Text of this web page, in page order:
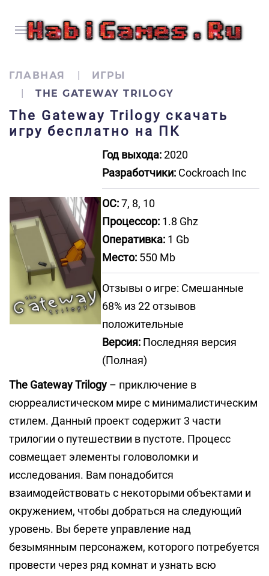
ГЛАВНАЯ
ИГРЫ
THE GATEWAY TRILOGY
The Gateway Trilogy скачать
игру бесплатно на ПК
Год выхода:2020
Разработчики: Cockroach Inc
ОС:7, 8, 10
Процессор: 1.8 Ghz
Оперативка: 1 Gb
Место: 550 Mb
Отзывы о игре: Смешанные
68% из 22 отзывов
положительные
Версия: Последняя версия
(Полная)
The Gateway Trilogy – приключение в
сюрреалистическом мире с минималистическим
стилем. Данный проект содержит 3 части
трилогии о путешествии в пустоте. Процесс
совмещает элементы головоломки и
исследования. Вам понадобится
взаимодействовать с некоторыми объектами и
окружением, чтобы добраться на следующий
уровень. Вы берете управление над
безымянным персонажем, которого потребуется
провести через ряд комнат и узнать всю